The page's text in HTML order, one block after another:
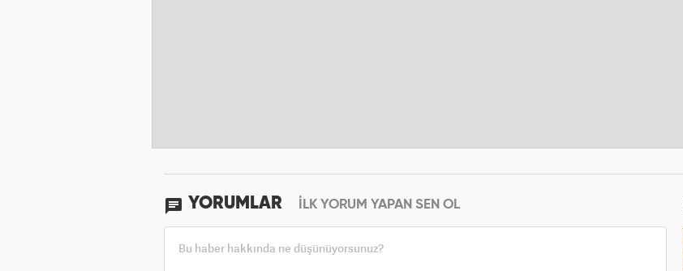
YORUMLAR İLK YORUM YAPAN SEN OL